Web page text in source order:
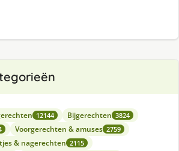
12144 Bijgerechten 3824
Voorgerechten & amuses 2759
& nagerechten 2115